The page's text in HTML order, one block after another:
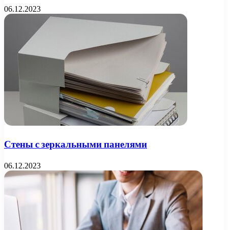
06.12.2023
Стены с зеркальными панелями
06.12.2023